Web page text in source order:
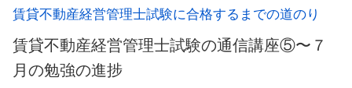
賃貸不動産経営管理士試験に合格するまでの道のり
賃貸不動産経営管理士試験の通信講座⑤〜７
月の勉強の進捗